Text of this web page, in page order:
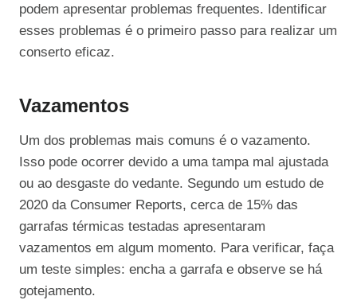
podem apresentar problemas frequentes. Identificar
esses problemas é o primeiro passo para realizar um
conserto eficaz.
Vazamentos
Um dos problemas mais comuns é o vazamento.
Isso pode ocorrer devido a uma tampa mal ajustada
ou ao desgaste do vedante. Segundo um estudo de
2020 da Consumer Reports, cerca de 15% das
garrafas térmicas testadas apresentaram
vazamentos em algum momento. Para verificar, faça
um teste simples: encha a garrafa e observe se há
gotejamento.